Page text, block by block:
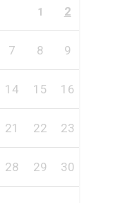
1 2
7 8 9
14 15 16
21 22 23
28 29 30